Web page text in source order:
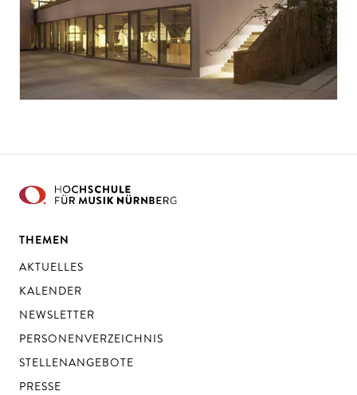
THEMEN
AKTUELLES
KALENDER
NEWSLETTER
PERSONENVERZEICHNIS
STELLENANGEBOTE
PRESSE